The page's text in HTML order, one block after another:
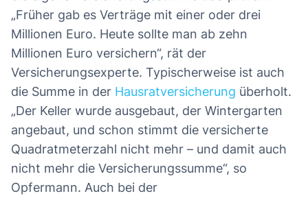
„Früher gab es Verträge mit einer oder drei
Millionen Euro. Heute sollte man ab zehn
Millionen Euro versichern“, rät der
Versicherungsexperte. Typischerweise ist auch
die Summe in der Hausratversicherung überholt.
„Der Keller wurde ausgebaut, der Wintergarten
angebaut, und schon stimmt die versicherte
Quadratmeterzahl nicht mehr – und damit auch
nicht mehr die Versicherungssumme“, so
Opfermann. Auch bei der